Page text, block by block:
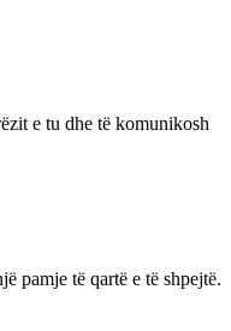
e tu dhe të komunikosh
pamje të qartë e të shpejtë.